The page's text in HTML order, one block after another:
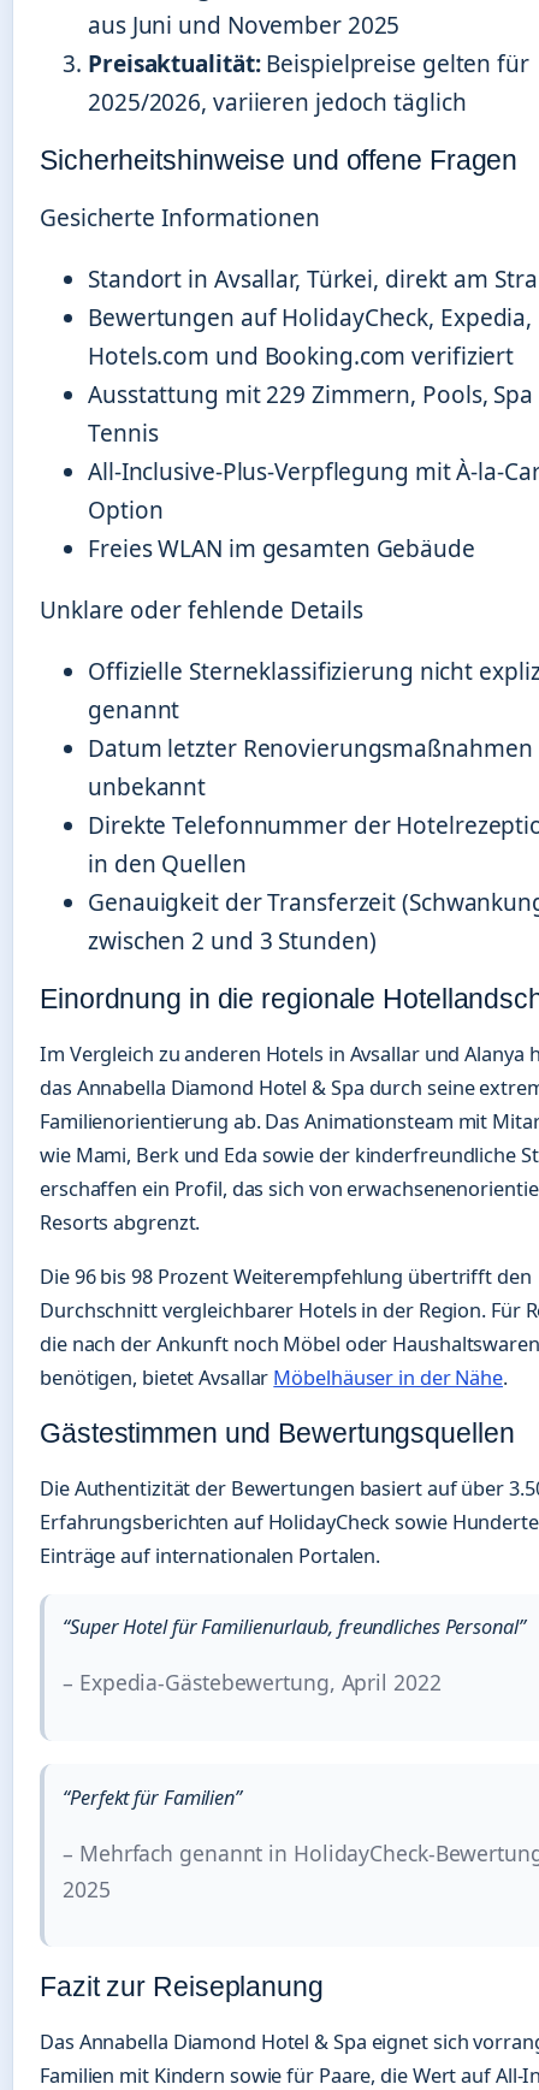
aus Juni und November 2025
Preisaktualität:Beispielpreise gelten für
2025/2026, variieren jedoch täglich
Sicherheitshinweise und offene Fragen
Gesicherte Informationen
Standort in Avsallar, Türkei, direkt am
Bewertungen auf HolidayCheck, Expedia,
Hotels.com und Booking.com verifiziert
Ausstattung mit 229 Zimmern, Pools,
Tennis
All-Inclusive-Plus-Verpflegung mit À-la-
Option
Freies WLAN im gesamten Gebäude
Unklare oder fehlende Details
Offizielle Sterneklassifizierung nicht
genannt
Datum letzter Renovierungsmaßnahmen
unbekannt
Direkte Telefonnummer der
in den Quellen
Genauigkeit der Transferzeit
zwischen 2 und 3 Stunden)
Einordnung in die regionale
Im Vergleich zu anderen Hotels in Avsallar und Alanya
das Annabella Diamond Hotel & Spa durch seine
Familienorientierung ab. Das Animationsteam mit
wie Mami, Berk und Eda sowie der kinderfreundliche
erschaffen ein Profil, das sich von
Resorts abgrenzt.
Die 96 bis 98 Prozent Weiterempfehlung übertrifft den
Durchschnitt vergleichbarer Hotels in der Region. Für
die nach der Ankunft noch Möbel oder Haushaltswaren
benötigen, bietet Avsallar Möbelhäuser in der Nähe.
Gästestimmen und Bewertungsquellen
Die Authentizität der Bewertungen basiert auf über
Erfahrungsberichten auf HolidayCheck sowie
Einträge auf internationalen Portalen.
“Super Hotel für Familienurlaub, freundliches Personal”
– Expedia-Gästebewertung, April 2022
“Perfekt für Familien”
– Mehrfach genannt in HolidayCheck-
2025
Fazit zur Reiseplanung
Das Annabella Diamond Hotel & Spa eignet sich
Familien mit Kindern sowie für Paare, die Wert auf All-